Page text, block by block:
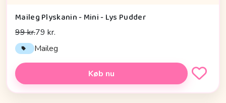
Maileg Plyskanin - Mini - Lys Pudder
99 kr.79 kr.
Maileg
Køb nu